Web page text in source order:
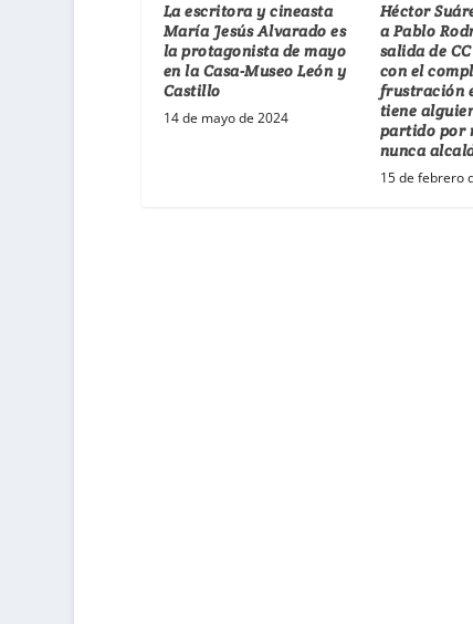
La escritora y cineasta
María Jesús Alvarado es
la protagonista de mayo
en la Casa-Museo León y
Castillo
14 de mayo de 2024
Héctor
a Pablo
salida de
con el
frustración
tiene
partido por
nunca
15 de febrero